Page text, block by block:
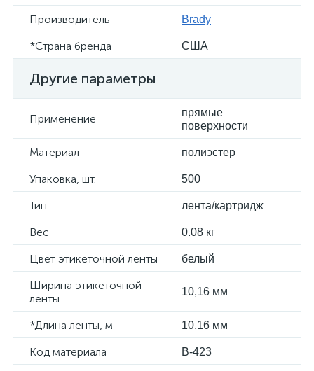
Производитель Brady
*Страна бренда США
Другие параметры
Применение
прямые
поверхности
Материал полиэстер
Упаковка, шт. 500
Тип лента/картридж
Вес 0.08 кг
Цвет этикеточной ленты белый
Ширина этикеточной
ленты
10,16 мм
*Длина ленты, м 10,16 мм
Код материала B-423